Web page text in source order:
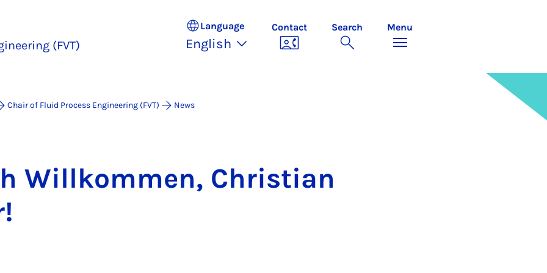
(FVT)
Language
English
Contact Search Menu
Chair of Fluid Process Engineering (FVT) News
Willkom­men, Chris­ti­an